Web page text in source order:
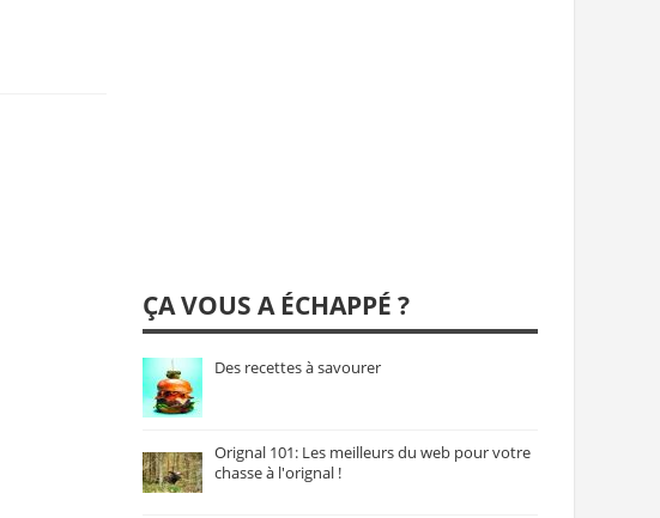
ÇA VOUS A ÉCHAPPÉ ?
Des recettes à savourer
Orignal 101: Les meilleurs du web pour votre
chasse à l'orignal !